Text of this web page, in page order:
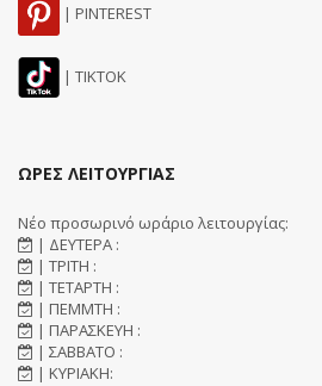
| PINTEREST
| TIKTOK
ΩΡΕΣ ΛΕΙΤΟΥΡΓΙΑΣ
Νέο προσωρινό ωράριο λειτουργίας:
| ΔΕΥΤΕΡΑ :
| ΤΡΙΤΗ :
| ΤΕΤΑΡΤΗ :
| ΠΕΜΜΤΗ :
| ΠΑΡΑΣΚΕΥΗ :
| ΣΑΒΒΑΤΟ :
| ΚΥΡΙΑΚΗ: